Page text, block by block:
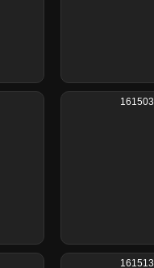
161503
161513